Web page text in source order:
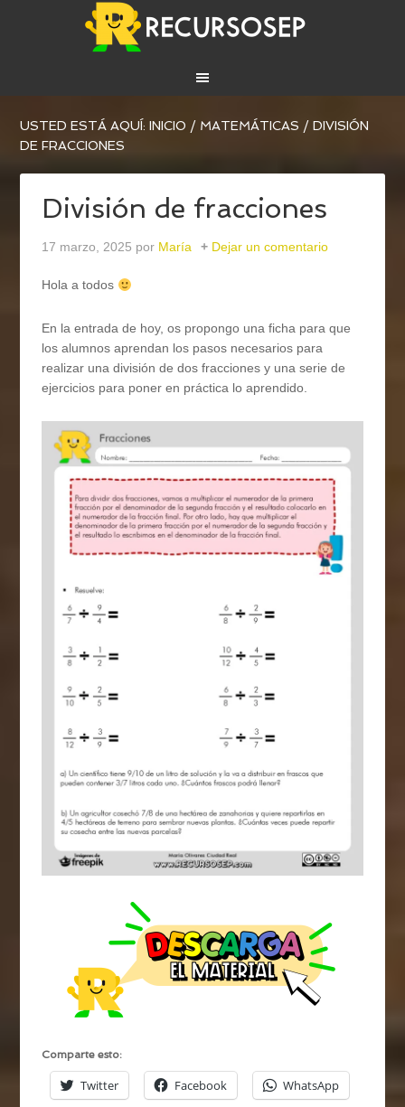
USTED ESTÁ AQUÍ:INICIO / MATEMÁTICAS / DIVISIÓN
DE FRACCIONES
División de fracciones
17 marzo, 2025 por María Dejar un comentario
Hola a todos
En la entrada de hoy, os propongo una ficha para que
los alumnos aprendan los pasos necesarios para
realizar una división de dos fracciones y una serie de
ejercicios para poner en práctica lo aprendido.
Comparte esto:
Twitter Facebook WhatsApp